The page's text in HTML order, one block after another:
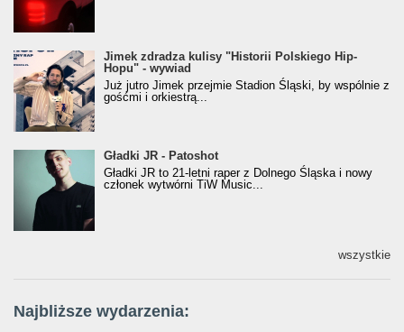
Jimek zdradza kulisy "Historii Polskiego Hip-
Hopu" - wywiad
Jimek zdradza kulisy "Historii Polskiego Hip-
Hopu" - wywiad
Już jutro Jimek przejmie Stadion Śląski, by wspólnie z
gośćmi i orkiestrą...
Gładki JR - Patoshot
Gładki JR - Patoshot
Gładki JR to 21-letni raper z Dolnego Śląska i nowy
członek wytwórni TiW Music...
wszystkie
Najbliższe wydarzenia: